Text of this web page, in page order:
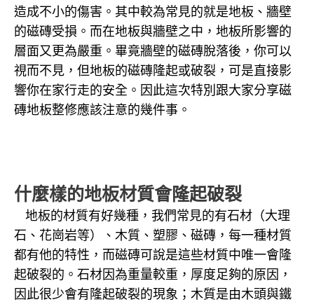
造成不小的傷害。其中較為常見的就是地板、牆壁
的磁磚受損。而在地板與牆壁之中，地板所影響的
層面又更為嚴重。畢竟牆壁的磁磚脫落後，你可以
視而不見，但地板的磁磚隆起或破裂，可是直接影
響你在家行走的安全。因此這次特別跟大家分享磁
磚地板整修應該注意的幾件事。
什麼樣的地板材質會隆起破裂
地板的材質有好幾種，我們常見的有石材（大理
石、花崗岩等）、木質、塑膠、磁磚，每一種材質
都有他的特性，而磁磚可說是這些材質中唯一會隆
起破裂的。石材因為重量較重，厚度足夠的原因，
因此很少會有隆起破裂的現象；木質是由木頭與鐵